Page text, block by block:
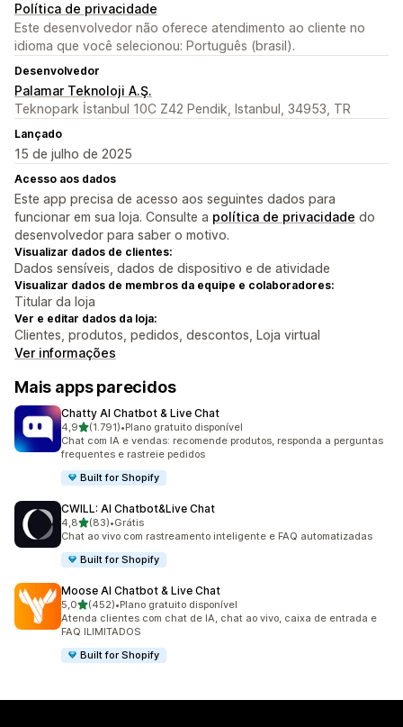
Política de privacidade
Este desenvolvedor não oferece atendimento ao cliente no
idioma que você selecionou: Português (brasil).
Desenvolvedor
Palamar Teknoloji A.Ş.
Teknopark İstanbul 10C Z42 Pendik, Istanbul, 34953, TR
Lançado
15 de julho de 2025
Acesso aos dados
Este app precisa de acesso aos seguintes dados para
funcionar em sua loja. Consulte a política de privacidade do
desenvolvedor para saber o motivo.
Visualizar dados de clientes:
Dados sensíveis, dados de dispositivo e de atividade
Visualizar dados de membros da equipe e colaboradores:
Titular da loja
Ver e editar dados da loja:
Clientes, produtos, pedidos, descontos, Loja virtual
Ver informações
Mais apps parecidos
Chatty AI Chatbot & Live Chat
4,9de 5 estrelas
(1.791)
1791 avaliações ao todo
•Plano gratuito disponível
Chat com IA e vendas: recomende produtos, responda a perguntas
frequentes e rastreie pedidos
Built for Shopify
CWILL: AI Chatbot&Live Chat
4,8de 5 estrelas
(83)
83 avaliações ao todo
•Grátis
Chat ao vivo com rastreamento inteligente e FAQ automatizadas
Built for Shopify
Moose AI Chatbot & Live Chat
5,0de 5 estrelas
(452)
452 avaliações ao todo
•Plano gratuito disponível
Atenda clientes com chat de IA, chat ao vivo, caixa de entrada e
FAQ ILIMITADOS
Built for Shopify